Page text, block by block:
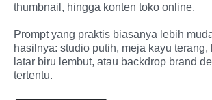
thumbnail, hingga konten toko online.
Prompt yang praktis biasanya lebih
hasilnya: studio putih, meja kayu terang,
latar biru lembut, atau backdrop brand
tertentu.